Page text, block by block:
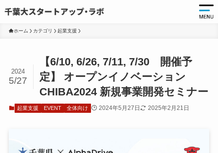
ホーム カテゴリ 起業支援
【6/10, 6/26, 7/11, 7/30 開催予
定】 オープンイノベーション
CHIBA2024 新規事業開発セミナー
2024
5/27
起業支援 EVENT 全体向け 2024年5月27日 2025年2月21日